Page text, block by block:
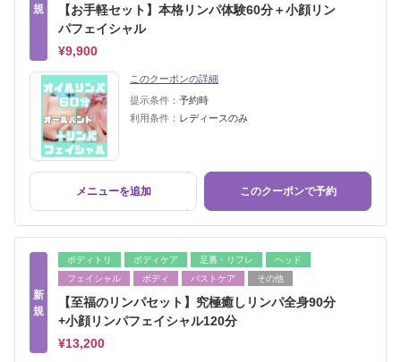
規
【お手軽セット】本格リンパ体験60分＋小顔リン
パフェイシャル
¥9,900
このクーポンの詳細
提示条件： 予約時
利用条件： レディースのみ
メニューを追加 このクーポンで予約
新
規
ボディトリ ボディケア 足裏・リフレ
ヘッド
フェイシャル
ボディ バストケア その他
【至福のリンパセット】究極癒しリンパ全身90分
+小顔リンパフェイシャル120分
¥13,200